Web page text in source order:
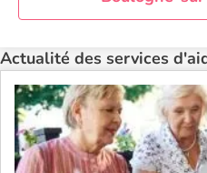
Aide à domicile
Aide à domicile
Recherche par ville
Actualité des services